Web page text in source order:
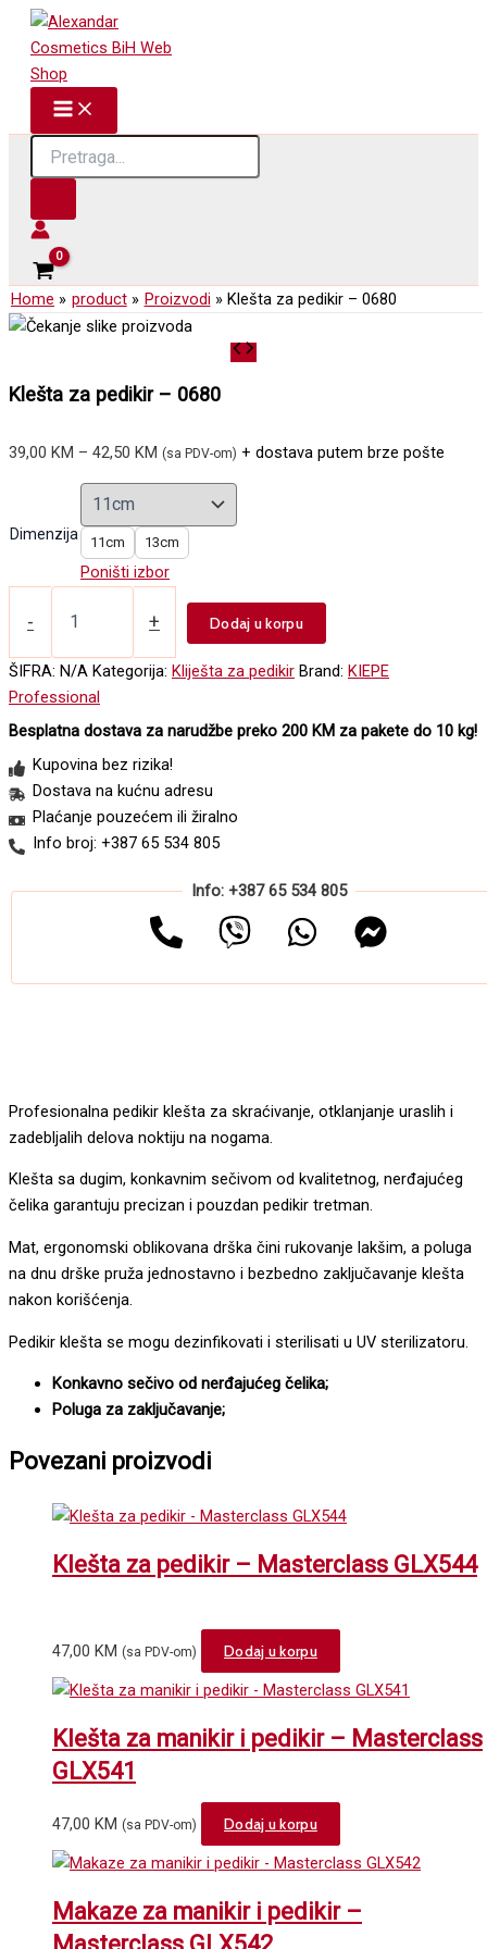
Skip
content
Products
search
Home product Proizvodi Klešta za pedikir – 0680
Klešta za pedikir – 0680
39,00 KM – 42,50 KM Price
39,00 KM
through
42,50 KM
(sa PDV-om) + dostava putem brze pošte
Dimenzija 11cm 13cm
Poništi izbor
-
-
0680
količina
+ Dodaj u korpu
ŠIFRA: N/A Kategorija: Kliješta za pedikir Brand: KIEPE
Professional
Besplatna dostava za narudžbe preko 200 KM za pakete do 10 kg!
Kupovina bez rizika!
Dostava na kućnu adresu
Plaćanje pouzećem ili žiralno
Info broj: +387 65 534 805
Info: +387 65 534 805
Profesionalna pedikir klešta za skraćivanje, otklanjanje uraslih i
zadebljalih delova noktiju na nogama.
Klešta sa dugim, konkavnim sečivom od kvalitetnog, nerđajućeg
čelika garantuju precizan i pouzdan pedikir tretman.
Mat, ergonomski oblikovana drška čini rukovanje lakšim, a poluga
na dnu drške pruža jednostavno i bezbedno zaključavanje klešta
nakon korišćenja.
Pedikir klešta se mogu dezinfikovati i sterilisati u UV sterilizatoru.
Konkavno sečivo od nerđajućeg čelika;
Poluga za zaključavanje;
Povezani proizvodi
Klešta za pedikir – Masterclass GLX544
47,00 KM (sa PDV-om) Dodaj u korpu
Klešta za manikir i pedikir – Masterclass
GLX541
47,00 KM (sa PDV-om) Dodaj u korpu
Makaze za manikir i pedikir –